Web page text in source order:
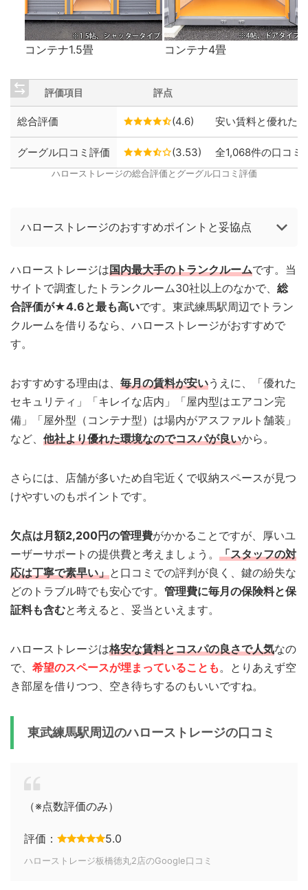
コンテナ1.5畳 コンテナ4畳
評価項目 評点
総合評価 (4.6) 安い賃料と優れた
グーグル口コミ評価 (3.53) 全1,068件の口コミ
ハローストレージの総合評価とグーグル口コミ評価
ハローストレージのおすすめポイントと妥協点
ハローストレージは国内最大手のトランクルームです。当
サイトで調査したトランクルーム30社以上のなかで、 総
合評価が★4.6と最も高いです。東武練馬駅周辺でトラン
クルームを借りるなら、ハローストレージがおすすめで
す。
おすすめする理由は、 毎月の賃料が安いうえに、「優れた
セキュリティ」「キレイな店内」「屋内型はエアコン完
備」「屋外型（コンテナ型）は場内がアスファルト舗装」
など、 他社より優れた環境なのでコスパが良いから。
さらには、店舗が多いため自宅近くで収納スペースが見つ
けやすいのもポイントです。
欠点は月額2,200円の管理費がかかることですが、厚いユ
ーザーサポートの提供費と考えましょう。 「スタッフの対
応は丁寧で素早い」と口コミでの評判が良く、鍵の紛失な
どのトラブル時でも安心です。 管理費に毎月の保険料と保
証料も含むと考えると、妥当といえます。
ハローストレージは格安な賃料とコスパの良さで人気なの
で、 希望のスペースが埋まっていることも。とりあえず空
き部屋を借りつつ、空き待ちするのもいいですね。
東武練馬駅周辺のハローストレージの口コミ
（※点数評価のみ）
評価： 5.0
ハローストレージ板橋徳丸2店のGoogle口コミ